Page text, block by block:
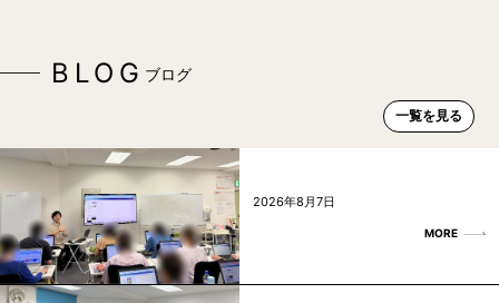
BLOG ブログ
一覧を見る
2026年8月7日
MORE